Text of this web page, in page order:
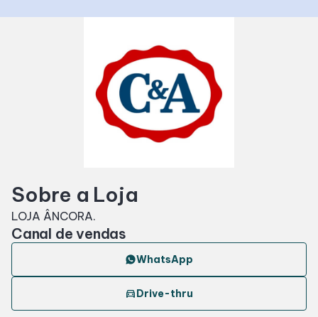
Como chegar
Entretenimento
Cinema
Eventos
Sobre a Loja
LOJA ÂNCORA.
Canal de vendas
WhatsApp
directions_carDrive-thru